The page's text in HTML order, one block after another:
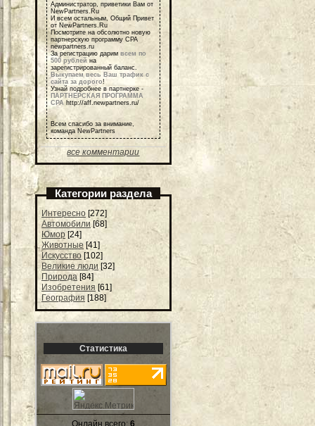
Администратор, приветики Вам от
NewPartners.Ru
И всем остальным, Общий Привет
от NewPartners.Ru
Посмотрите на обсолютно новую
партнерскую программу СРА
newpartners.ru
За регистрацию дарим всем по
500 рублей на
зарегистрированный баланс.
Выкупаем весь Ваш трафик с
сайта за дорого!
Узнай подробнее в партнерке -
ПАРТНЕРСКАЯ ПРОГРАММА
СРА http://aff.newpartners.ru/
Всем спасибо за внимание,
команда NewPartners
все комментарии
Категории раздела
Интересно [272]
Автомобили [68]
Юмор [24]
Животные [41]
Искусство [102]
Великие люди [32]
Природа [84]
Изобретения [61]
География [188]
Статистика